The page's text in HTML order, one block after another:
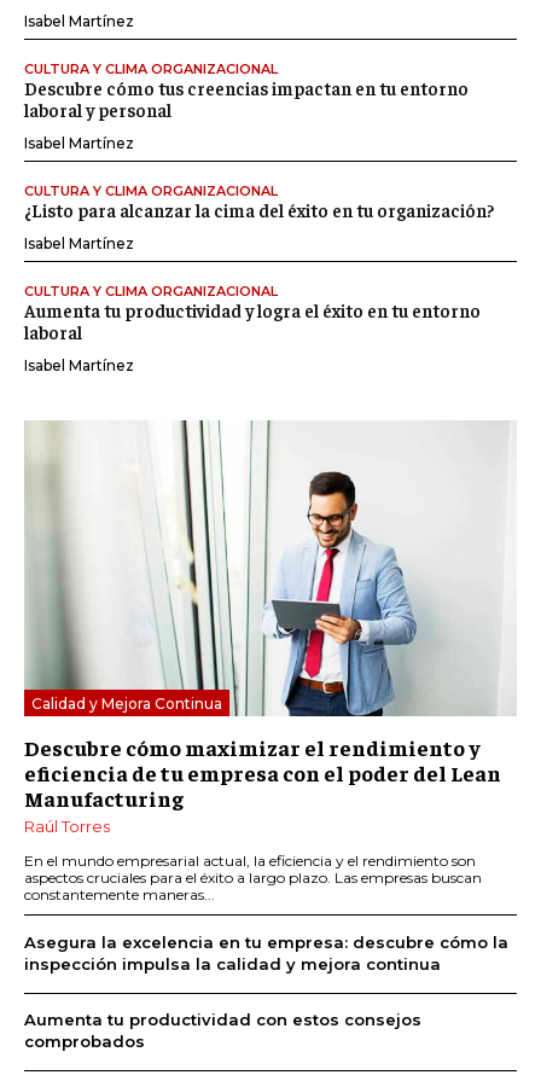
Isabel Martínez
CULTURA Y CLIMA ORGANIZACIONAL
Descubre cómo tus creencias impactan en tu entorno
laboral y personal
Isabel Martínez
CULTURA Y CLIMA ORGANIZACIONAL
¿Listo para alcanzar la cima del éxito en tu organización?
Isabel Martínez
CULTURA Y CLIMA ORGANIZACIONAL
Aumenta tu productividad y logra el éxito en tu entorno
laboral
Isabel Martínez
Calidad y Mejora Continua
Descubre cómo maximizar el rendimiento y
eficiencia de tu empresa con el poder del Lean
Manufacturing
Raúl Torres
En el mundo empresarial actual, la eficiencia y el rendimiento son
aspectos cruciales para el éxito a largo plazo. Las empresas buscan
constantemente maneras...
Asegura la excelencia en tu empresa: descubre cómo la
inspección impulsa la calidad y mejora continua
Aumenta tu productividad con estos consejos
comprobados